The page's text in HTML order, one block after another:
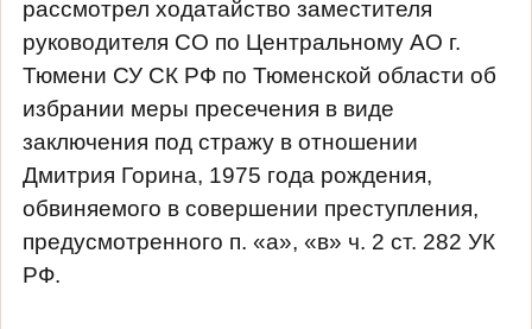
рассмотрел ходатайство заместителя
руководителя СО по Центральному АО г.
Тюмени СУ СК РФ по Тюменской области об
избрании меры пресечения в виде
заключения под стражу в отношении
Дмитрия Горина, 1975 года рождения,
обвиняемого в совершении преступления,
предусмотренного п. «а», «в» ч. 2 ст. 282 УК
РФ.